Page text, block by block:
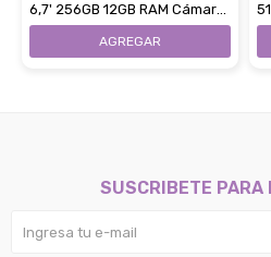
6,7' 256GB 12GB RAM Cámara
50Mpx - Black
SUSCRIBETE PARA